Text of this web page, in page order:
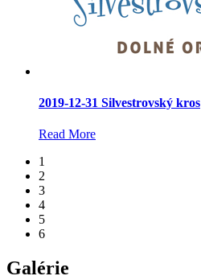
2019-12-31 Silvestrovský kros
Read More
1
2
3
4
5
6
Galérie